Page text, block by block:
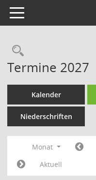
Toggle navigation
Termine 2027
Kalender
Niederschriften
Monat
Aktuell